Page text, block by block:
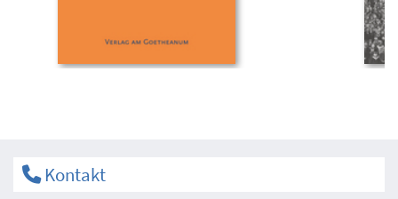
Kontakt